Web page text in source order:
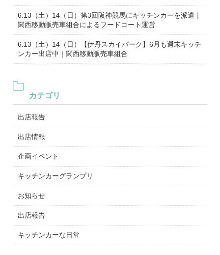
6.13（土）14（日）第3回阪神競馬にキッチンカーを派遣｜
関西移動販売車組合によるフードコート運営
6.13（土）14（日）【伊丹スカイパーク】6月も週末キッチ
ンカー出店中｜関西移動販売車組合
カテゴリ
出店報告
出店情報
企画イベント
キッチンカーグランプリ
お知らせ
出店報告
キッチンカーな日常